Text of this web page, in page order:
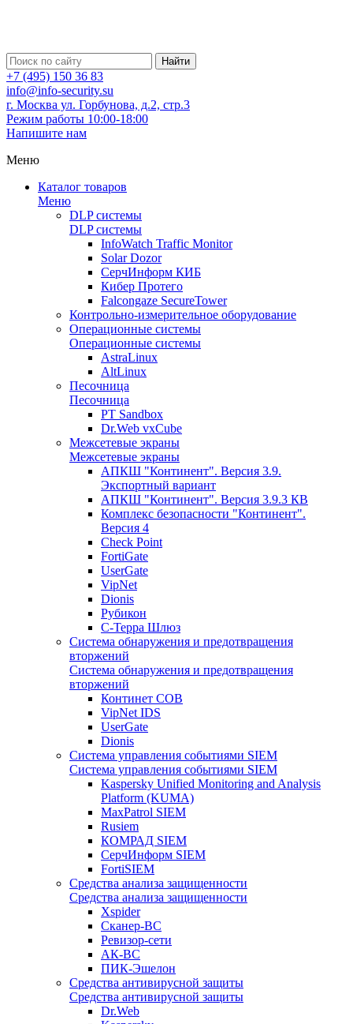
Найти
+7 (495) 150 36 83
info@info-security.su
г. Москва ул. Горбунова, д.2, стр.3
Режим работы 10:00-18:00
Напишите нам
Меню
Каталог товаров
Меню
DLP системы
DLP системы
InfoWatch Traffic Monitor
Solar Dozor
СерчИнформ КИБ
Кибер Протего
Falcongaze SecureTower
Контрольно-измерительное оборудование
Операционные системы
Операционные системы
AstraLinux
AltLinux
Песочница
Песочница
PT Sandbox
Dr.Web vxCube
Межсетевые экраны
Межсетевые экраны
АПКШ "Континент". Версия 3.9.
Экспортный вариант
АПКШ "Континент". Версия 3.9.3 КВ
Комплекс безопасности "Континент".
Версия 4
Check Point
FortiGate
UserGate
VipNet
Dionis
Рубикон
С-Терра Шлюз
Система обнаружения и предотвращения
вторжений
Система обнаружения и предотвращения
вторжений
Континет СОВ
VipNet IDS
UserGate
Dionis
Система управления событиями SIEM
Система управления событиями SIEM
Kaspersky Unified Monitoring and Analysis
Platform (KUMA)
MaxPatrol SIEM
Rusiem
КОМРАД SIEM
СерчИнформ SIEM
FortiSIEM
Средства анализа защищенности
Средства анализа защищенности
Xspider
Сканер-ВС
Ревизор-сети
АК-ВС
ПИК-Эшелон
Средства антивирусной защиты
Средства антивирусной защиты
Dr.Web